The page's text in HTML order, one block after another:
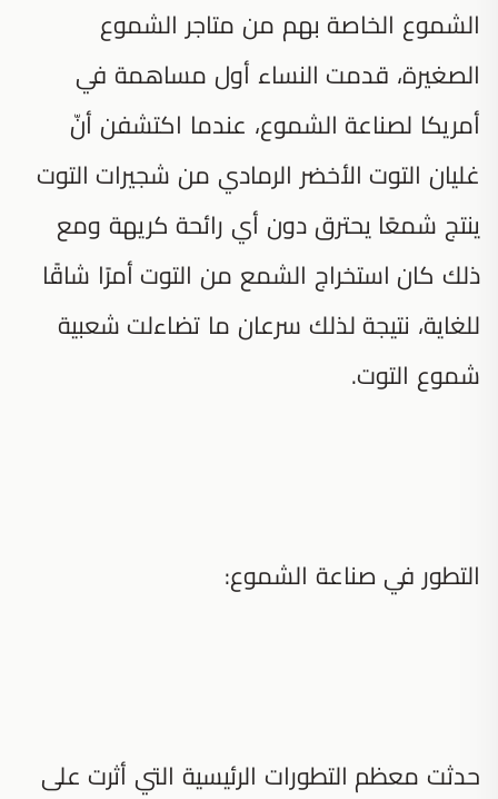
الشموع الخاصة بهم من متاجر الشموع
الصغيرة، قدمت النساء أول مساهمة في
أمريكا لصناعة الشموع، عندما اكتشفن أنّ
غليان التوت الأخضر الرمادي من شجيرات التوت
ينتج شمعًا يحترق دون أي رائحة كريهة ومع
ذلك كان استخراج الشمع من التوت أمرًا شاقًا
للغاية، نتيجة لذلك سرعان ما تضاءلت شعبية
شموع التوت.
التطور في صناعة الشموع:
حدثت معظم التطورات الرئيسية التي أثرت على